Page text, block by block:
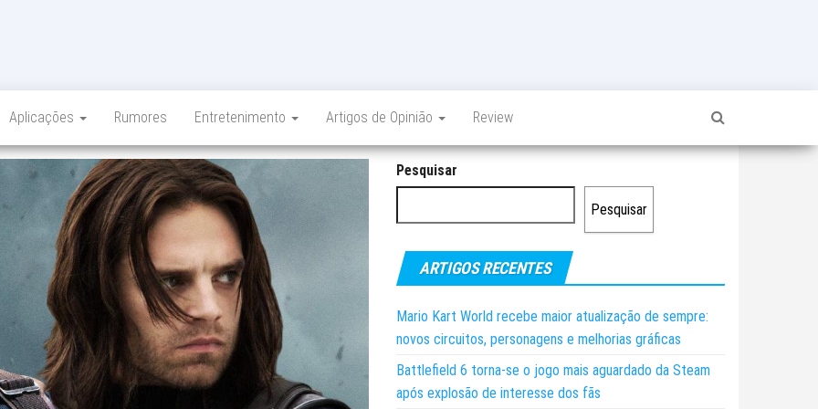
Aplicações Rumores Entretenimento Artigos de Opinião Review
Pesquisar
Pesquisar
ARTIGOS RECENTES
Mario Kart World recebe maior atualização de sempre:
novos circuitos, personagens e melhorias gráficas
Battlefield 6 torna-se o jogo mais aguardado da Steam
após explosão de interesse dos fãs